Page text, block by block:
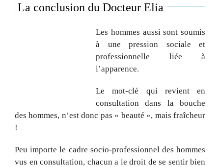
La conclusion du Docteur Elia
Les hommes aussi sont soumis
à une pression sociale et
professionnelle liée à
l’apparence.
Le mot-clé qui revient en
consultation dans la bouche
des hommes, n’est donc pas « beauté », mais fraîcheur
!
Peu importe le cadre socio-professionnel des hommes
vus en consultation, chacun a le droit de se sentir bien